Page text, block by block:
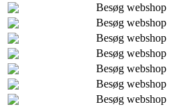
Besøg webshop
Besøg webshop
Besøg webshop
Besøg webshop
Besøg webshop
Besøg webshop
Besøg webshop